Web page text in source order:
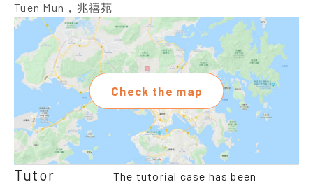
Tuen Mun，兆禧苑
Check the map
Tutor
The tutorial case has been